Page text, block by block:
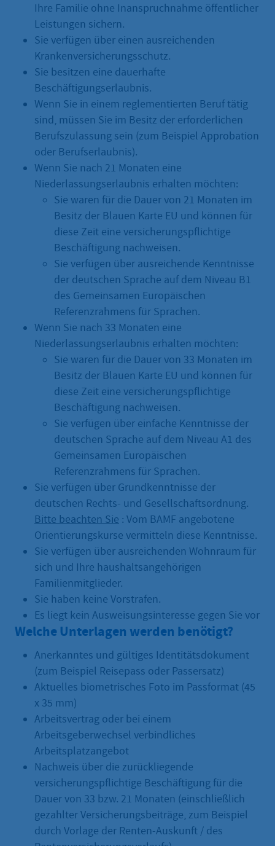
Ihre Familie ohne Inanspruchnahme öffentlicher
Leistungen sichern.
Sie verfügen über einen ausreichenden
Krankenversicherungsschutz.
Sie besitzen eine dauerhafte
Beschäftigungserlaubnis.
Wenn Sie in einem reglementierten Beruf tätig
sind, müssen Sie im Besitz der erforderlichen
Berufszulassung sein (zum Beispiel Approbation
oder Berufserlaubnis).
Wenn Sie nach 21 Monaten eine
Niederlassungserlaubnis erhalten möchten:
Sie waren für die Dauer von 21 Monaten im
Besitz der Blauen Karte EU und können für
diese Zeit eine versicherungspflichtige
Beschäftigung nachweisen.
Sie verfügen über ausreichende Kenntnisse
der deutschen Sprache auf dem Niveau B1
des Gemeinsamen Europäischen
Referenzrahmens für Sprachen.
Wenn Sie nach 33 Monaten eine
Niederlassungserlaubnis erhalten möchten:
Sie waren für die Dauer von 33 Monaten im
Besitz der Blauen Karte EU und können für
diese Zeit eine versicherungspflichtige
Beschäftigung nachweisen.
Sie verfügen über einfache Kenntnisse der
deutschen Sprache auf dem Niveau A1 des
Gemeinsamen Europäischen
Referenzrahmens für Sprachen.
Sie verfügen über Grundkenntnisse der
deutschen Rechts- und Gesellschaftsordnung.
Bitte beachten Sie : Vom BAMF angebotene
Orientierungskurse vermitteln diese Kenntnisse.
Sie verfügen über ausreichenden Wohnraum für
sich und Ihre haushaltsangehörigen
Familienmitglieder.
Sie haben keine Vorstrafen.
Es liegt kein Ausweisungsinteresse gegen Sie vor
Welche Unterlagen werden benötigt?
Anerkanntes und gültiges Identitätsdokument
(zum Beispiel Reisepass oder Passersatz)
Aktuelles biometrisches Foto im Passformat (45
x 35 mm)
Arbeitsvertrag oder bei einem
Arbeitsgeberwechsel verbindliches
Arbeitsplatzangebot
Nachweis über die zurückliegende
versicherungspflichtige Beschäftigung für die
Dauer von 33 bzw. 21 Monaten (einschließlich
gezahlter Versicherungsbeiträge, zum Beispiel
durch Vorlage der Renten-Auskunft / des